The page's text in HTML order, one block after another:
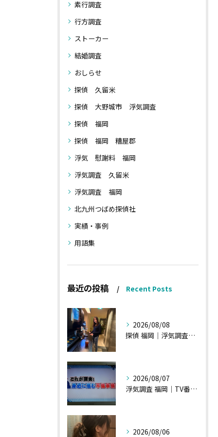
素行調査
行方調査
ストーカー
結婚調査
おしらせ
探偵 久留米
探偵 大野城市 浮気調査
探偵 福岡
探偵 福岡 糟屋郡
浮気 慰謝料 福岡
浮気調査 久留米
浮気調査 福岡
北九州つばめ探偵社
実績・事例
用語集
最近の投稿 Recent Posts
2026/08/08
探偵 福岡｜浮気調査、諸状況、そして雑談へ
2026/08/07
浮気調査 福岡｜TV番組15分間の特集の時のお話①
2026/08/06